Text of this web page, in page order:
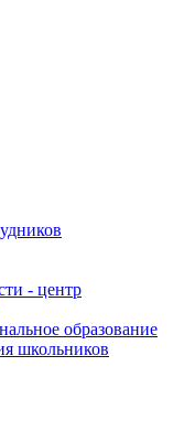
- центр
образование
школьников